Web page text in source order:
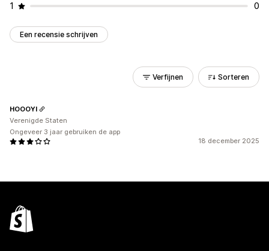
1
0
Een recensie schrijven
Verfijnen Sorteren
18 december 2025
HOOOYI
Verenigde Staten
Ongeveer 3 jaar gebruiken de app